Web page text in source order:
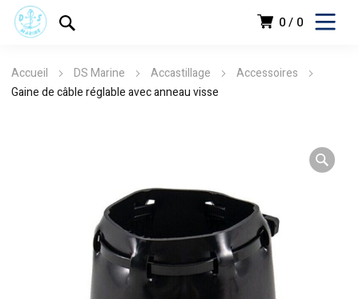
0 0
Accueil DS Marine Accastillage
Accessoires
Gaine de câble réglable avec anneau visse